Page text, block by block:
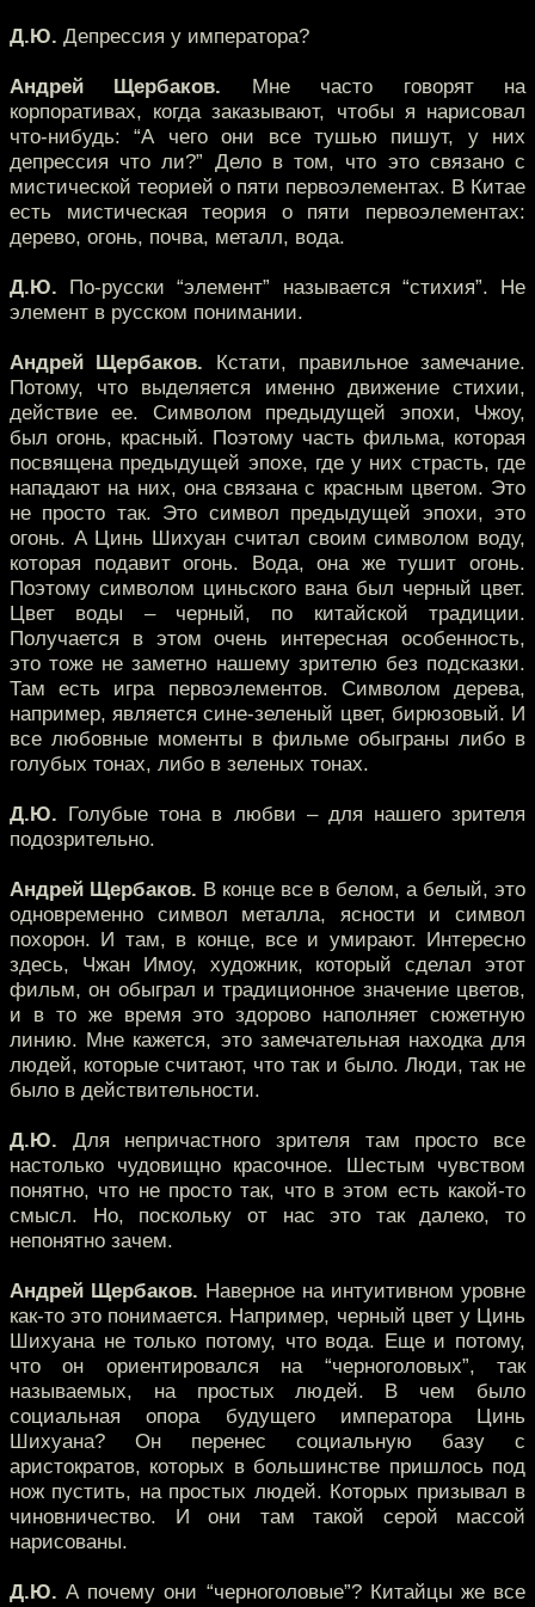
Д.Ю. Депрессия у императора?
Андрей Щербаков. Мне часто говорят на
корпоративах, когда заказывают, чтобы я нарисовал
что-нибудь: “А чего они все тушью пишут, у них
депрессия что ли?” Дело в том, что это связано с
мистической теорией о пяти первоэлементах. В Китае
есть мистическая теория о пяти первоэлементах:
дерево, огонь, почва, металл, вода.
Д.Ю. По-русски “элемент” называется “стихия”. Не
элемент в русском понимании.
Андрей Щербаков. Кстати, правильное замечание.
Потому, что выделяется именно движение стихии,
действие ее. Символом предыдущей эпохи, Чжоу,
был огонь, красный. Поэтому часть фильма, которая
посвящена предыдущей эпохе, где у них страсть, где
нападают на них, она связана с красным цветом. Это
не просто так. Это символ предыдущей эпохи, это
огонь. А Цинь Шихуан считал своим символом воду,
которая подавит огонь. Вода, она же тушит огонь.
Поэтому символом циньского вана был черный цвет.
Цвет воды – черный, по китайской традиции.
Получается в этом очень интересная особенность,
это тоже не заметно нашему зрителю без подсказки.
Там есть игра первоэлементов. Символом дерева,
например, является сине-зеленый цвет, бирюзовый. И
все любовные моменты в фильме обыграны либо в
голубых тонах, либо в зеленых тонах.
Д.Ю. Голубые тона в любви – для нашего зрителя
подозрительно.
Андрей Щербаков. В конце все в белом, а белый, это
одновременно символ металла, ясности и символ
похорон. И там, в конце, все и умирают. Интересно
здесь, Чжан Имоу, художник, который сделал этот
фильм, он обыграл и традиционное значение цветов,
и в то же время это здорово наполняет сюжетную
линию. Мне кажется, это замечательная находка для
людей, которые считают, что так и было. Люди, так не
было в действительности.
Д.Ю. Для непричастного зрителя там просто все
настолько чудовищно красочное. Шестым чувством
понятно, что не просто так, что в этом есть какой-то
смысл. Но, поскольку от нас это так далеко, то
непонятно зачем.
Андрей Щербаков. Наверное на интуитивном уровне
как-то это понимается. Например, черный цвет у Цинь
Шихуана не только потому, что вода. Еще и потому,
что он ориентировался на “черноголовых”, так
называемых, на простых людей. В чем было
социальная опора будущего императора Цинь
Шихуана? Он перенес социальную базу с
аристократов, которых в большинстве пришлось под
нож пустить, на простых людей. Которых призывал в
чиновничество. И они там такой серой массой
нарисованы.
Д.Ю. А почему они “черноголовые”? Китайцы же все